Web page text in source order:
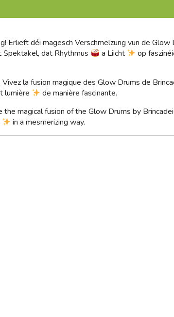
Erlieft déi magesch Verschmëlzung vun de Glow
Spektakel, dat Rhythmus
a Liicht
op
la fusion magique des Glow Drums de
lumière
de manière fascinante.
magical fusion of the Glow Drums by
in a mesmerizing way.